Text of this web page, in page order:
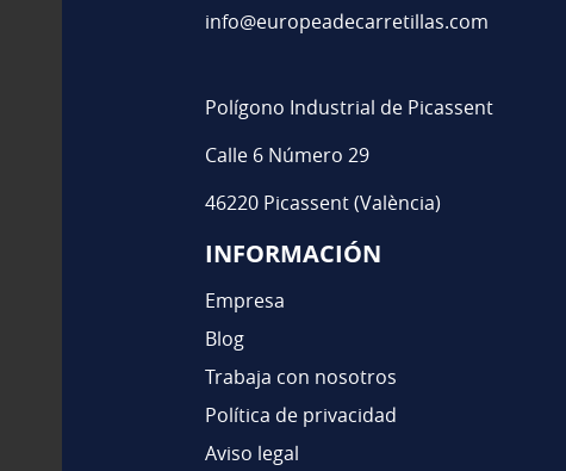
info@europeadecarretillas.com
Polígono Industrial de Picassent
Calle 6 Número 29
46220 Picassent (València)
INFORMACIÓN
Empresa
Blog
Trabaja con nosotros
Política de privacidad
Aviso legal